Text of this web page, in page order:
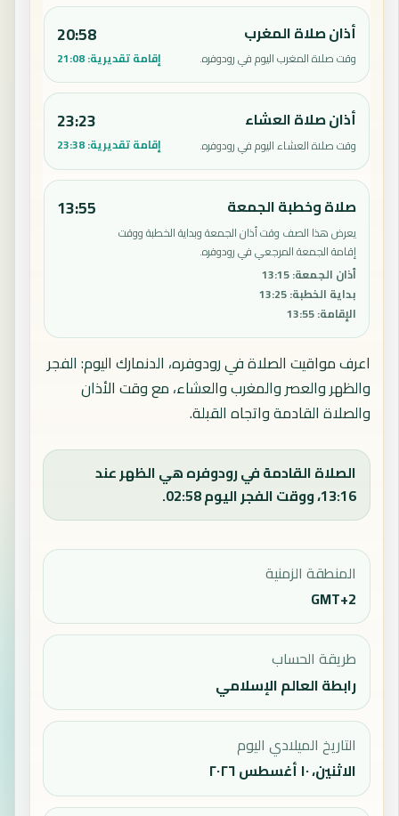
أذان صلاة المغرب
وقت صلاة المغرب اليوم في رودوفره.
20:58
إقامة تقديرية:21:08
أذان صلاة العشاء
وقت صلاة العشاء اليوم في رودوفره.
23:23
إقامة تقديرية:23:38
صلاة وخطبة الجمعة
يعرض هذا الصف وقت أذان الجمعة وبداية الخطبة ووقت
إقامة الجمعة المرجعي في رودوفره.
أذان الجمعة:
13:15
بداية الخطبة:
13:25
الإقامة:
13:55
13:55
اعرف مواقيت الصلاة في رودوفره، الدنمارك اليوم: الفجر
والظهر والعصر والمغرب والعشاء، مع وقت الأذان
والصلاة القادمة واتجاه القبلة.
الصلاة القادمة في رودوفره هي الظهر عند
13:16، ووقت الفجر اليوم 02:58.
المنطقة الزمنية
GMT+2
طريقة الحساب
رابطة العالم الإسلامي
التاريخ الميلادي اليوم
الاثنين، ١٠ أغسطس ٢٠٢٦